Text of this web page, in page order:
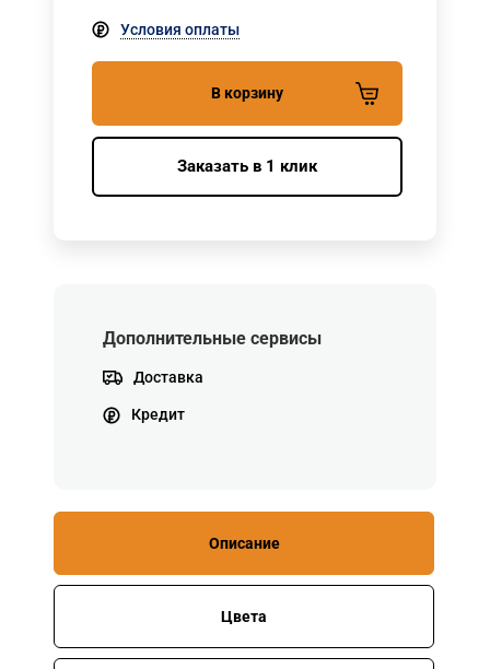
Условия оплаты
В корзину
Заказать в 1 клик
Дополнительные сервисы
Доставка
Кредит
Описание
Цвета